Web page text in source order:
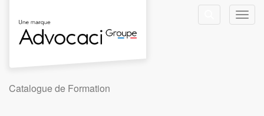
Rechercher
Catalogue de Formation